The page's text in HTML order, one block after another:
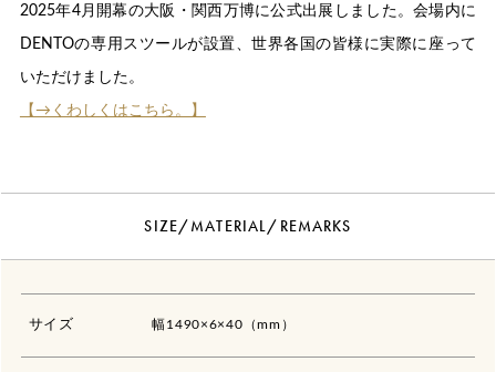
2025年4月開幕の大阪・関西万博に公式出展しました。会場内に
DENTOの専用スツールが設置、世界各国の皆様に実際に座って
いただけました。
【→くわしくはこちら。】
SIZE/MATERIAL/REMARKS
サイズ 幅1490×6×40（mm）